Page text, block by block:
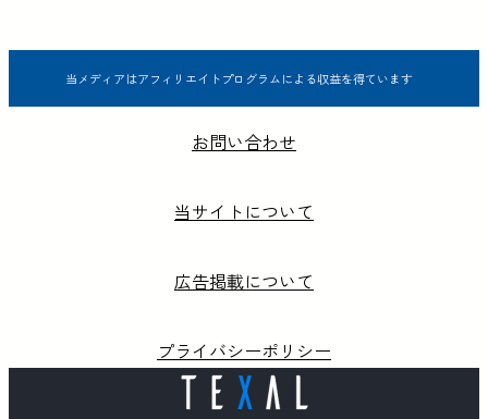
当メディアはアフィリエイトプログラムによる収益を得ています
お問い合わせ
当サイトについて
広告掲載について
プライバシーポリシー